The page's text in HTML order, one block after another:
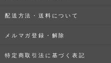
配送方法・送料について
メルマガ登録・解除
特定商取引法に基づく表記